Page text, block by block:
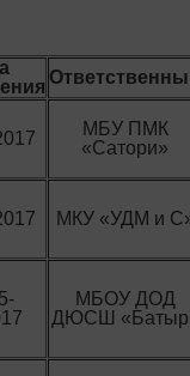
МБУ ПМК
«Сатори»
МКУ «УДМ и
МБОУ ДОД
ДЮСШ